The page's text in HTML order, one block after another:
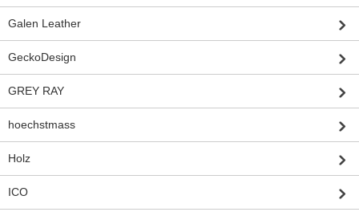
Galen Leather
GeckoDesign
GREY RAY
hoechstmass
Holz
ICO